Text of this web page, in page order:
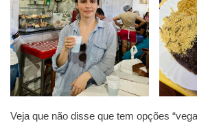
Veja que não disse que tem opções